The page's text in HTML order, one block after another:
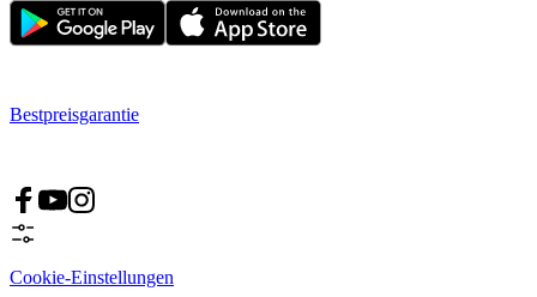
Bestpreisgarantie
Cookie-Einstellungen